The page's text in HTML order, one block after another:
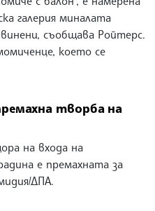
галерия миналата
съобщава Ройтерс.
което се
творба на
на входа на
е премахната за
ДПА.